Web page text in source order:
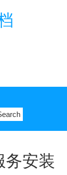
务安装